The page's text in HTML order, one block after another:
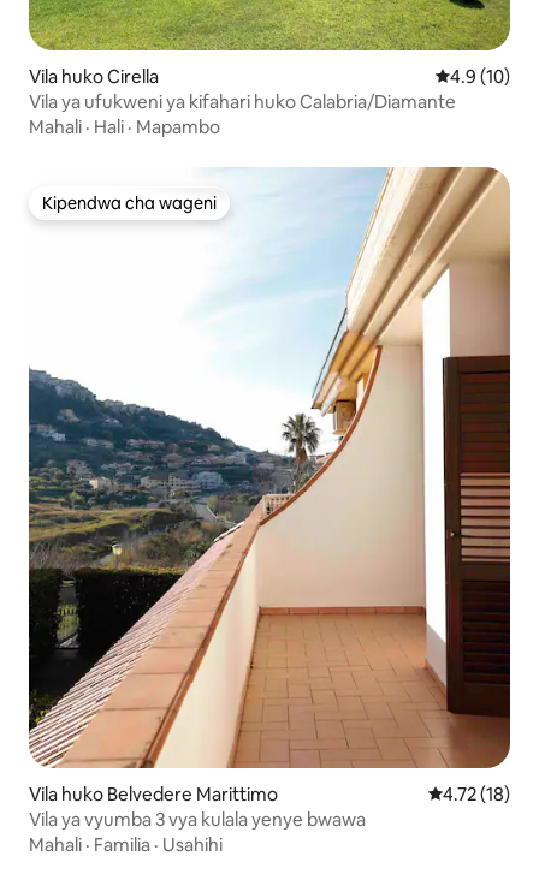
Vila huko Cirella Ukadiriaji
4.9 (10)
Vila ya ufukweni ya kifahari huko Calabria/Diamante
Mahali · Hali · Mapambo
Kipendwa cha wageni
Kipendwa cha wageni
Vila huko Belvedere Marittimo Ukadiriaji wa
4.72 (18)
Vila ya vyumba 3 vya kulala yenye bwawa
Mahali · Familia · Usahihi